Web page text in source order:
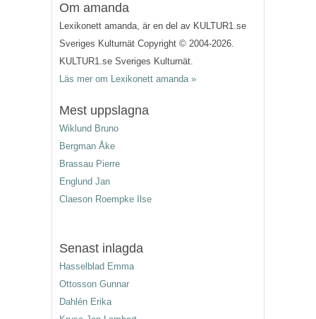
Om amanda
Lexikonett amanda, är en del av KULTUR1.se
Sveriges Kulturnät Copyright © 2004-2026.
KULTUR1.se Sveriges Kulturnät.
Läs mer om Lexikonett amanda »
Mest uppslagna
Wiklund Bruno
Bergman Åke
Brassau Pierre
Englund Jan
Claeson Roempke Ilse
Senast inlagda
Hasselblad Emma
Ottosson Gunnar
Dahlén Erika